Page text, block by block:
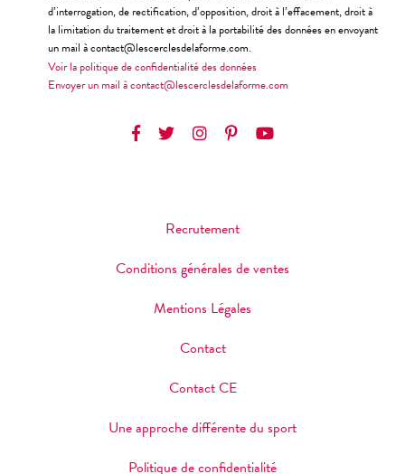
d’interrogation, de rectification, d’opposition, droit à l’effacement, droit à
la limitation du traitement et droit à la portabilité des données en envoyant
un mail à contact@lescerclesdelaforme.com.
Voir la politique de confidentialité des données
Envoyer un mail à contact@lescerclesdelaforme.com
Recrutement
Conditions générales de ventes
Mentions Légales
Contact
Contact CE
Une approche différente du sport
Politique de confidentialité